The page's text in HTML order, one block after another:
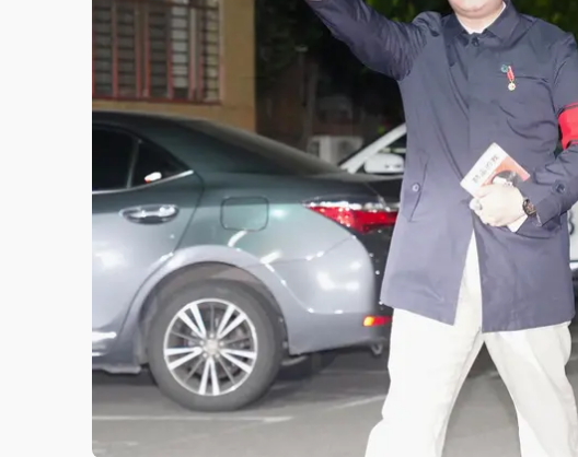
台東農業處長涉圖利渡假村！東檢抗告成功 今重開羈押
父親節泡湯了！中颱白海豚雨彈轟3天 「紅到發紫」降